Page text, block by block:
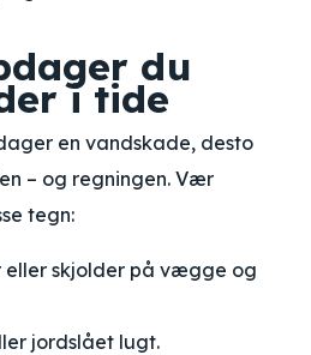
du
i tide
en vandskade, desto
– og regningen. Vær
tegn:
eller skjolder på vægge og
jordslået lugt.